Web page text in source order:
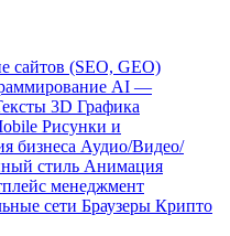
сайтов (SEO, GEO)
AI —
3D Графика
Рисунки и
бизнеса Аудио/Видео/
стиль Анимация
менеджмент
сети Браузеры Крипто